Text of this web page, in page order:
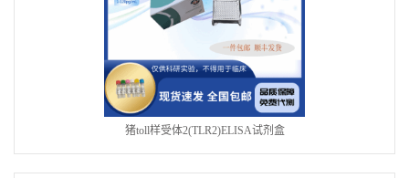
猪toll样受体2(TLR2)ELISA试剂盒